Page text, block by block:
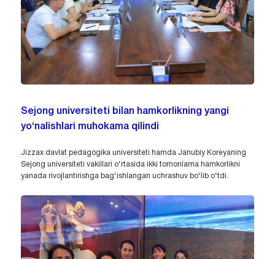
Sejong universiteti bilan hamkorlikning yangi
yo‘nalishlari muhokama qilindi
Jizzax davlat pedagogika universiteti hamda Janubiy Koreyaning
Sejong universiteti vakillari o‘rtasida ikki tomonlama hamkorlikni
yanada rivojlantirishga bag‘ishlangan uchrashuv bo‘lib o‘tdi.